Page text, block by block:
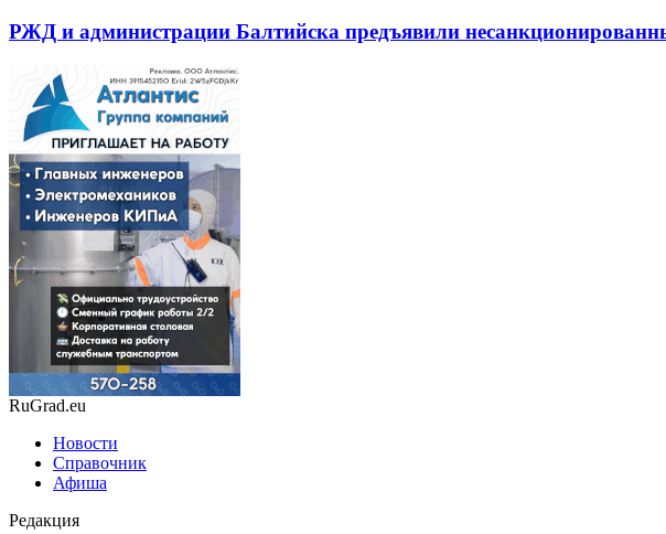
РЖД и администрации Балтийска предъявили
RuGrad.eu
Новости
Справочник
Афиша
Редакция